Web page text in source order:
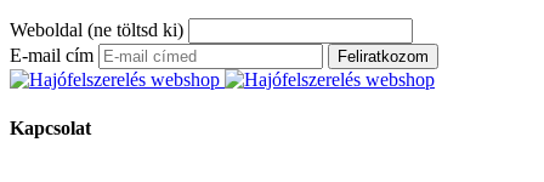
Weboldal (ne töltsd ki)
E-mail cím
Feliratkozom
Kapcsolat